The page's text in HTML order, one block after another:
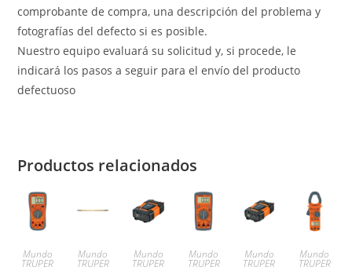
comprobante de compra, una descripción del problema y
fotografías del defecto si es posible.
Nuestro equipo evaluará su solicitud y, si procede, le
indicará los pasos a seguir para el envío del producto
defectuoso
Productos relacionados
Mundo
TRUPER
Mundo
TRUPER
Mundo
TRUPER
Mundo
TRUPER
Mundo
TRUPER
Mundo
TRUPER